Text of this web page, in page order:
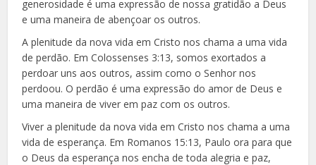
generosidade é uma expressão de nossa gratidão a Deus
e uma maneira de abençoar os outros.
A plenitude da nova vida em Cristo nos chama a uma vida
de perdão. Em Colossenses 3:13, somos exortados a
perdoar uns aos outros, assim como o Senhor nos
perdoou. O perdão é uma expressão do amor de Deus e
uma maneira de viver em paz com os outros.
Viver a plenitude da nova vida em Cristo nos chama a uma
vida de esperança. Em Romanos 15:13, Paulo ora para que
o Deus da esperança nos encha de toda alegria e paz,